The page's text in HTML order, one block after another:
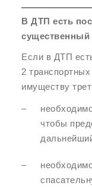
В ДТП есть
Если в ДТП
2
имуществу
чтобы